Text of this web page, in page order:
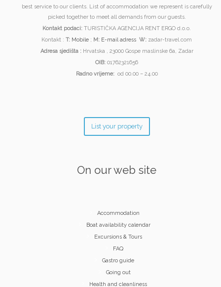
best service to our clients. List of accommodation we represent is carefully
picked together to meet all demands from our guests.
Kontakt podaci: TURISTIČKA AGENCIJA RENT ERGO d.o.o.
Kontakt : T: Mobile ; M: E-mail adress W: zadar-travel.com
Adresa sjedišta :Hrvatska , 23000 Gospe maslinske 6a, Zadar
OIB: 01762321656
Radno vrijeme: od 00.00 – 24.00
List your property
On our web site
Accommodation
Boat availability calendar
Excursions & Tours
FAQ
Gastro guide
Going out
Health and cleanliness